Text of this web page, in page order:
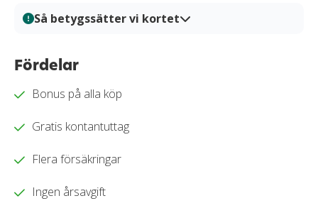
Så betygssätter vi kortet
en systematisk och transparent granskningsprocess.
så att du enkelt kan jämföra fördelar, kostnader och
information, praktiska tester och redaktionell analys.
beslutsunderlag för när du ska välja kreditkort.
Läs mer om hur vi bedömer och betygssätter
Fördelar
Bonus på alla köp
Gratis kontantuttag
Flera försäkringar
Ingen årsavgift